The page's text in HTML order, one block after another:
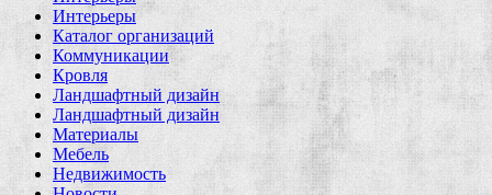
Интерьеры
Каталог организаций
Коммуникации
Кровля
Ландшафтный дизайн
Ландшафтный дизайн
Материалы
Мебель
Недвижимость